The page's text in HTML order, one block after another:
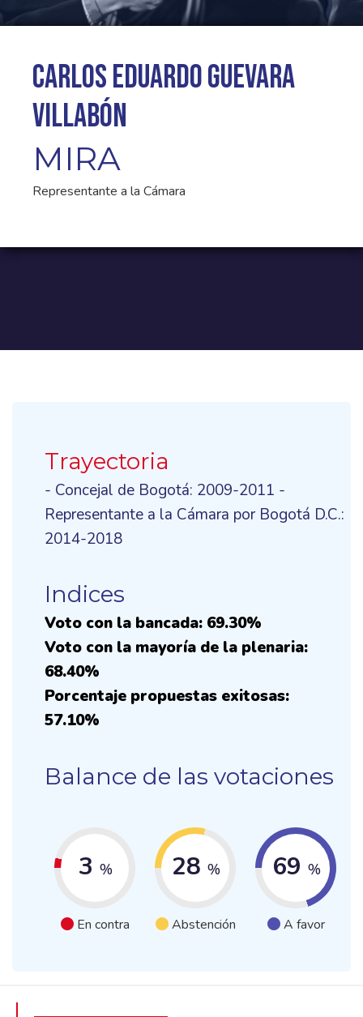
Carlos Eduardo Guevara
Villabón
MIRA
Representante a la Cámara
Trayectoria
- Concejal de Bogotá: 2009-2011 -
Representante a la Cámara por Bogotá D.C.:
2014-2018
Indices
Voto con la bancada: 69.30%
Voto con la mayoría de la plenaria:
68.40%
Porcentaje propuestas exitosas:
57.10%
Balance de las votaciones
3 %
En contra
28 %
Abstención
69 %
A favor